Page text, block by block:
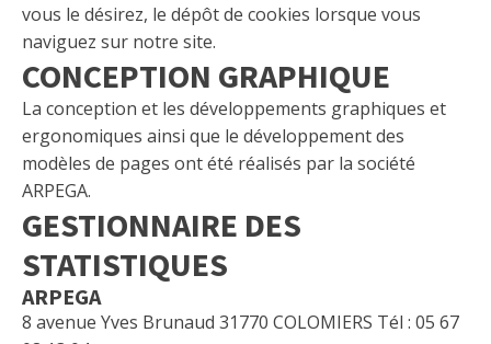
vous le désirez, le dépôt de cookies lorsque vous
naviguez sur notre site.
CONCEPTION GRAPHIQUE
La conception et les développements graphiques et
ergonomiques ainsi que le développement des
modèles de pages ont été réalisés par la société
ARPEGA.
GESTIONNAIRE DES
STATISTIQUES
ARPEGA
8 avenue Yves Brunaud 31770 COLOMIERS Tél : 05 67